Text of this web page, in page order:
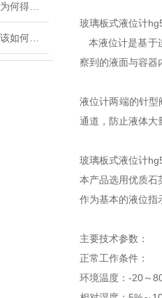
玻璃板式液位计
本液位计是基于
察到的液面与容器
液位计两端的针
通道，防止液体大
玻璃板式液位计
本产品选用优质石
作为基本的液位指
主要技术参数：
正常工作条件：
环境温度：-20～